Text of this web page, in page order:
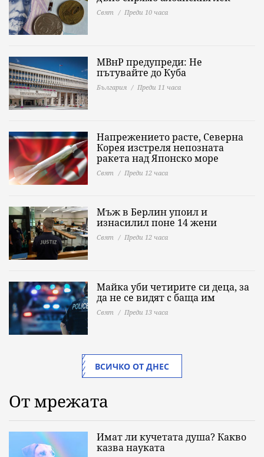
Свят Преди 10 часа
МВнР предупреди: Не
пътувайте до Куба
България Преди 11 часа
Напрежението расте, Северна
Корея изстреля непозната
ракета над Японско море
Свят Преди 12 часа
Мъж в Берлин упоил и
изнасилил поне 14 жени
Свят Преди 12 часа
Майка уби четирите си деца, за
да не се видят с баща им
Свят Преди 13 часа
ВСИЧКО ОТ ДНЕС
От мрежата
Имат ли кучетата душа? Какво
казва науката